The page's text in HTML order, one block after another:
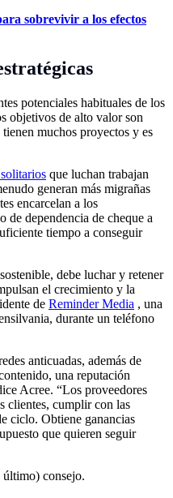
sobrevivir a los efectos
potenciales habituales de los
objetivos de alto valor son
muchos proyectos y es
que luchan trabajan
generan más migrañas
encarcelan a los
de dependencia de cheque a
tiempo a conseguir
debe luchar y retener
el crecimiento y la
de Reminder Media , una
durante un teléfono
anticuadas, además de
una reputación
Acree. “Los proveedores
clientes, cumplir con las
ciclo. Obtiene ganancias
que quieren seguir
último) consejo.